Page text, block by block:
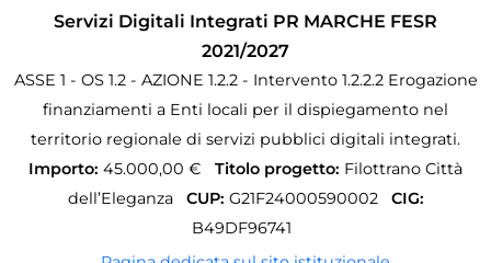
Servizi Digitali Integrati PR MARCHE FESR
2021/2027
ASSE 1 - OS 1.2 - AZIONE 1.2.2 - Intervento 1.2.2.2 Erogazione
finanziamenti a Enti locali per il dispiegamento nel
territorio regionale di servizi pubblici digitali integrati.
Importo: 45.000,00 € Titolo progetto: Filottrano Città
dell’Eleganza
CUP: G21F24000590002
CIG:
B49DF96741